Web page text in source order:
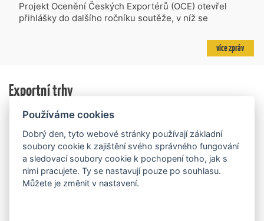
projektů požadujících dotaci o celkovém objemu 4,27
mld. Kč. Částkou 630 mil. Kč bude podpořeno čtyřicet
nejlépe hodnocených projektů zaměřených na
výzkum v oblasti umělé inteligence a její aplikace do
podnikových procesů a do vývoje nových produktů na
na přípravě rozpočtu na rok 2027.
Projekt Ocenění Českých Exportérů (OCE) otevřel
přihlášky do dalšího ročníku soutěže, v níž se
Projekt dlouhodobě vyzdvihuje, podporuje a oceňuje
podniky, které úspěšně prosazují své produkty a
ekonomické výsledky, ale také silný podnikatelský
příběh.
více zpráv
Exportní trhy
Používáme cookies
Dobrý den, tyto webové stránky používají základní
soubory cookie k zajištění svého správného fungování
a sledovací soubory cookie k pochopení toho, jak s
nimi pracujete. Ty se nastavují pouze po souhlasu.
Můžete je změnit v nastavení.